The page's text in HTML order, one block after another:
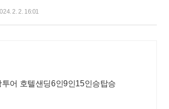
2. 2. 16:01
어 호텔샌딩6인9인15인승탑승